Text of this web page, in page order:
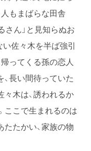
もまばらな田舎
さん」と見知らぬお
佐々木を半ば強引
ってくる孫の恋人
長い間待っていた
木は、誘われるか
ここで生まれるのは
たかい、家族の物